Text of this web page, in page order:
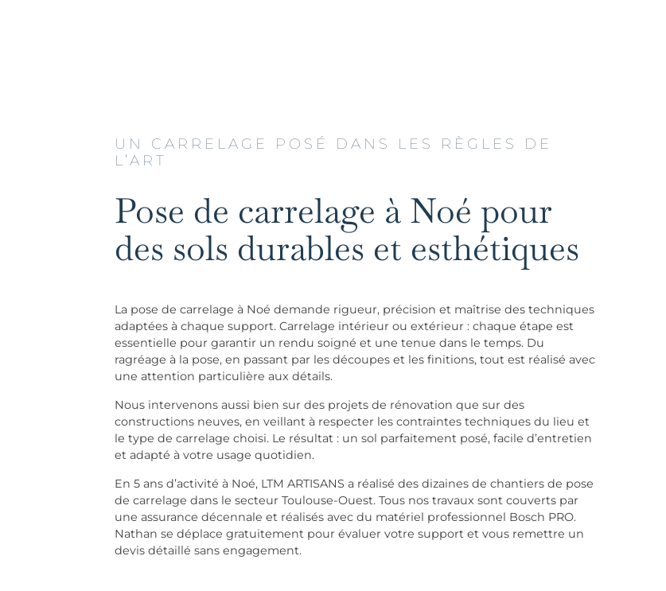
UN CARRELAGE POSÉ DANS LES RÈGLES DE
L’ART
Pose de carrelage à Noé pour
des sols durables et esthétiques
La pose de carrelage à Noé demande rigueur, précision et maîtrise des techniques
adaptées à chaque support. Carrelage intérieur ou extérieur : chaque étape est
essentielle pour garantir un rendu soigné et une tenue dans le temps. Du
ragréage à la pose, en passant par les découpes et les finitions, tout est réalisé avec
une attention particulière aux détails.
Nous intervenons aussi bien sur des projets de rénovation que sur des
constructions neuves, en veillant à respecter les contraintes techniques du lieu et
le type de carrelage choisi. Le résultat : un sol parfaitement posé, facile d’entretien
et adapté à votre usage quotidien.
En 5 ans d’activité à Noé, LTM ARTISANS a réalisé des dizaines de chantiers de pose
de carrelage dans le secteur Toulouse-Ouest. Tous nos travaux sont couverts par
une assurance décennale et réalisés avec du matériel professionnel Bosch PRO.
Nathan se déplace gratuitement pour évaluer votre support et vous remettre un
devis détaillé sans engagement.